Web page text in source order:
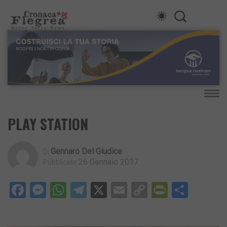
PLAY STATION
Gennaro Del Giudice
26 Gennaio 2017
Facebook
Messenger
WhatsApp
Telegram
X EmailCopy